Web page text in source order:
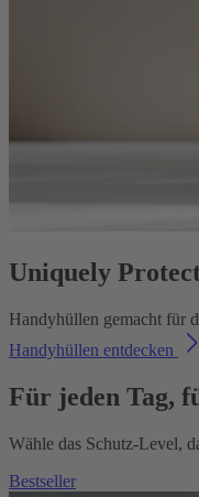
Uniquely
Handyhüllen gemacht für
Handyhüllen entdecken
Für jeden Tag,
Wähle das Schutz-Level,
Bestseller